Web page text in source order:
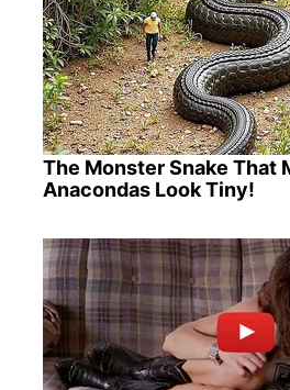
The Monster Snake That
Anacondas Look Tiny!